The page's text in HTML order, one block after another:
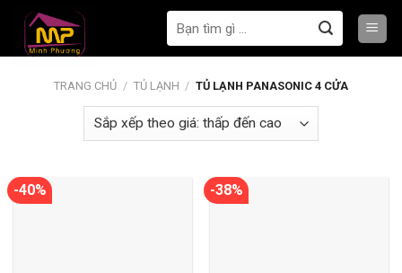
nội
kiếm:
TRANG CHỦ / TỦ LẠNH / TỦ LẠNH PANASONIC 4 CỬA
-40% -38%